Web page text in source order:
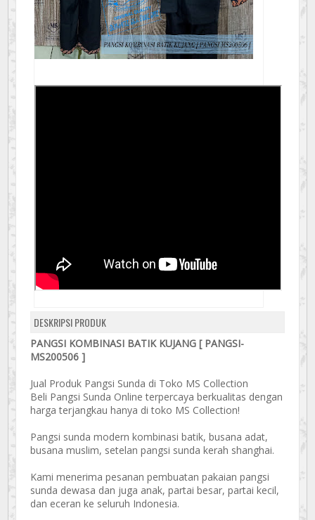
DESKRIPSI PRODUK
PANGSI KOMBINASI BATIK KUJANG [ PANGSI-
MS200506 ]
Jual Produk Pangsi Sunda di Toko MS Collection
Beli Pangsi Sunda Online terpercaya berkualitas dengan
harga terjangkau hanya di toko MS Collection!
Pangsi sunda modern kombinasi batik, busana adat,
busana muslim, setelan pangsi sunda kerah shanghai.
Kami menerima pesanan pembuatan pakaian pangsi
sunda dewasa dan juga anak, partai besar, partai kecil,
dan eceran ke seluruh Indonesia.